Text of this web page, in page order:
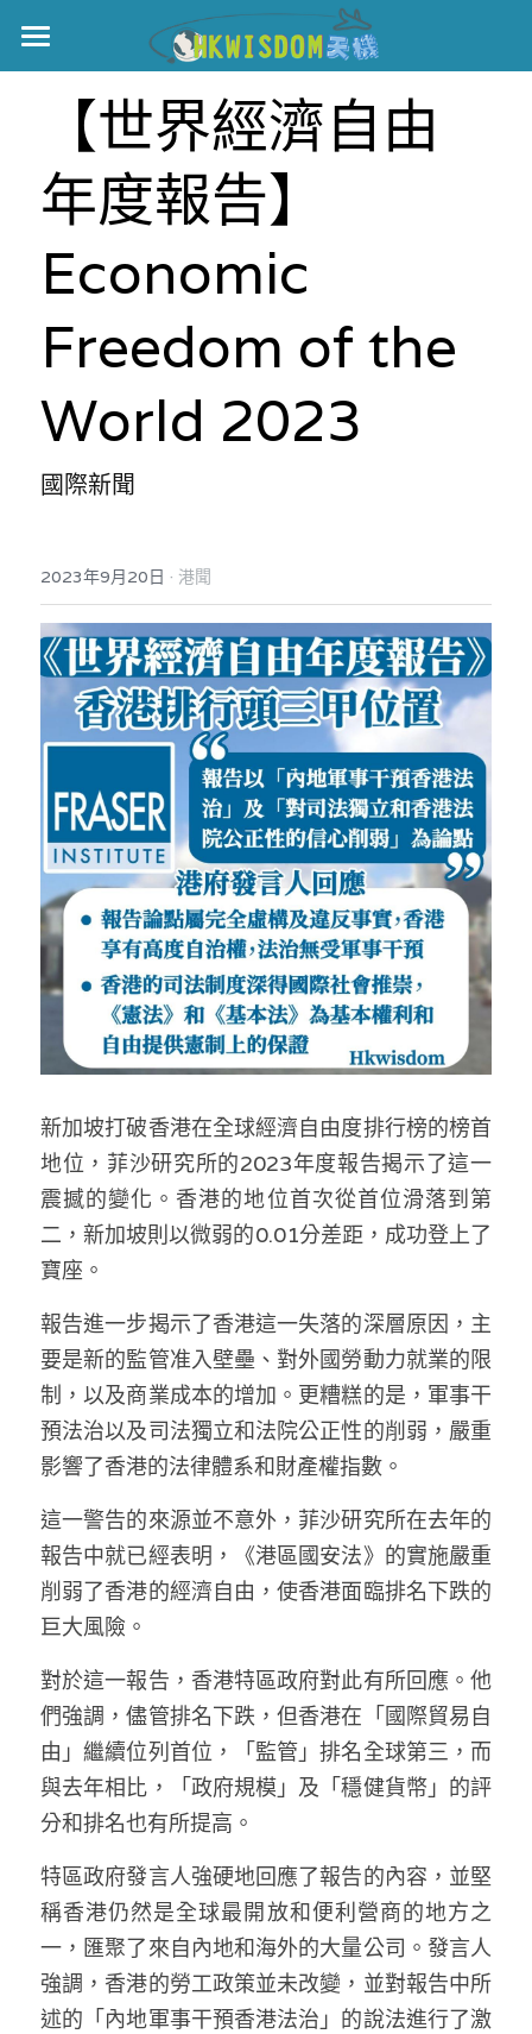
主頁
世界盃
伊美戰爭
美西媒體謊言實錄
宏福‧革新
宏福苑聽證會
宏福火災正視聽
港聞
中國
國際
反華推手你要知
反華推手懶人包
民主派騙案十式
反華推手起底
美西霸凌內幕
美西極權主義
真相直擊
極端暴恐實錄
KOL 專欄
林淑芳專欄
屈穎妍專欄
朱庭萱專欄
莫綺琪專欄
黃萬成專欄
招國偉專欄
高松傑專欄
林伯強專欄
馮煒光專欄
趙處機專欄
KOL 精選
曾子晴 - 晴深直說
龔靜儀大律師專欄
陳貴春大律師專欄
陳子遷律師專欄
羅浚軒專欄
溫志倫專欄
汪明欣專欄
張美雄專欄
莊豪鋒專欄
絕密法庭檔案
醫院口岸爆炸案
屠龍小隊案
黎智英案審訊
支聯會案
35+顛覆案
生活
吃喝玩指南
休閒好介紹
親子
花生仔漫畫週記
關於我們
人才招聘
投稿熱線
商戶合作
支持讚助
條款及細則
關於我們
搜索
繁體中文
繁體中文
English
【世界經濟自由
年度報告】
Economic
Freedom of the
World 2023
國際新聞
2023年9月20日 · 港聞
新加坡打破香港在全球經濟自由度排行榜的榜首
地位，菲沙研究所的2023年度報告揭示了這一
震撼的變化。香港的地位首次從首位滑落到第
二，新加坡則以微弱的0.01分差距，成功登上了
寶座。
報告進一步揭示了香港這一失落的深層原因，主
要是新的監管准入壁壘、對外國勞動力就業的限
制，以及商業成本的增加。更糟糕的是，軍事干
預法治以及司法獨立和法院公正性的削弱，嚴重
影響了香港的法律體系和財產權指數。
這一警告的來源並不意外，菲沙研究所在去年的
報告中就已經表明，《港區國安法》的實施嚴重
削弱了香港的經濟自由，使香港面臨排名下跌的
巨大風險。
對於這一報告，香港特區政府對此有所回應。他
們強調，儘管排名下跌，但香港在「國際貿易自
由」繼續位列首位，「監管」排名全球第三，而
與去年相比，「政府規模」及「穩健貨幣」的評
分和排名也有所提高。
特區政府發言人強硬地回應了報告的內容，並堅
稱香港仍然是全球最開放和便利營商的地方之
一，匯聚了來自內地和海外的大量公司。發言人
強調，香港的勞工政策並未改變，並對報告中所
述的「內地軍事干預香港法治」的說法進行了激